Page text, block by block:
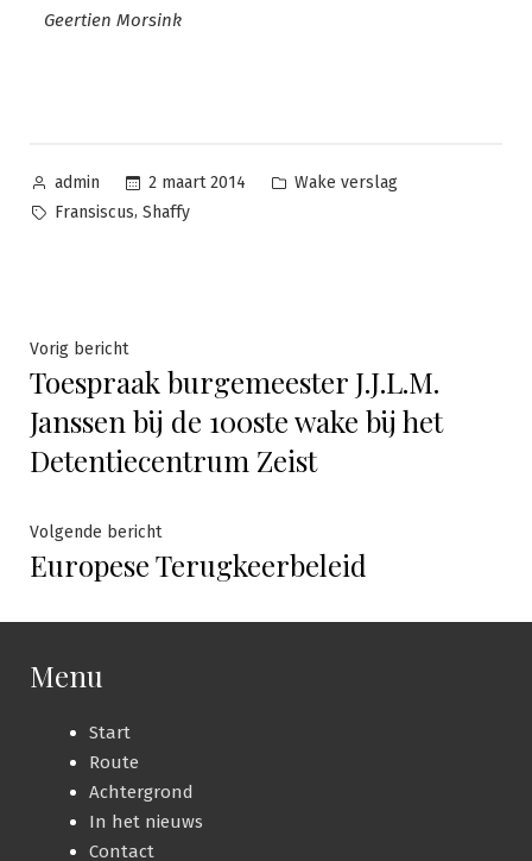
Geertien Morsink
Geplaatst
door
admin 2 maart 2014
Geplaatst
Wake verslag
Tags:
Fransiscus, Shaffy
Bericht
navigatie
Vorig berichtVorig
bericht:
Toespraak burgemeester J.J.L.M.
Janssen bij de 100ste wake bij het
Detentiecentrum Zeist
Volgende berichtVolgende
bericht:
Europese Terugkeerbeleid
Menu
Start
Route
Achtergrond
In het nieuws
Contact